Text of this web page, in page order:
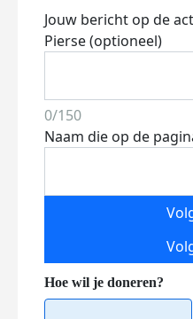
Jouw bericht op de
Pierse (optioneel)
0/150
Naam die op de